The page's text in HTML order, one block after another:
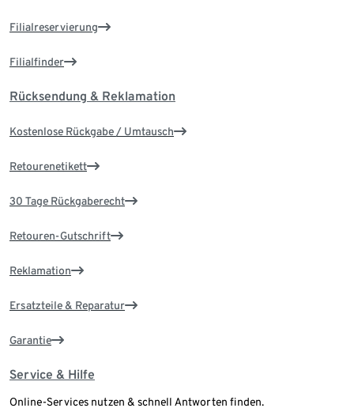
Filialreservierung
Filialfinder
Rücksendung & Reklamation
Kostenlose Rückgabe / Umtausch
Retourenetikett
30 Tage Rückgaberecht
Retouren-Gutschrift
Reklamation
Ersatzteile & Reparatur
Garantie
Service & Hilfe
Online-Services nutzen & schnell Antworten finden.